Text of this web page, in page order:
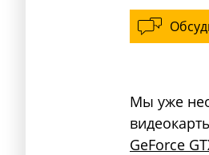
Мы уже
GeForce